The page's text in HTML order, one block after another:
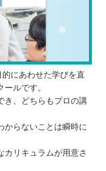
にあわせた学びを直
ルです。
き、どちらもプロの講
からないことは瞬時に
カリキュラムが用意さ